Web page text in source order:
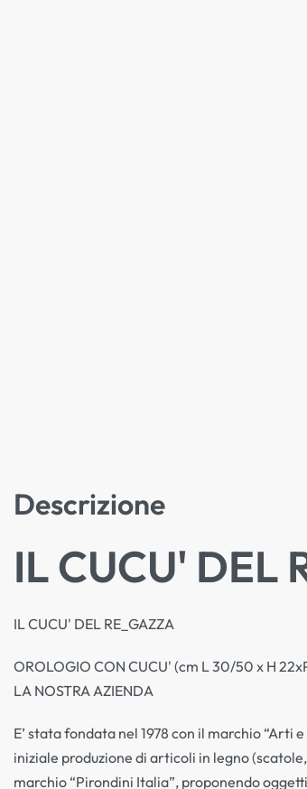
Descrizione
IL CUCU' DEL
IL CUCU' DEL RE_GAZZA
OROLOGIO CON CUCU' (cm L 30/50 x H
LA NOSTRA AZIENDA
E’ stata fondata nel 1978 con il marchio
iniziale produzione di articoli in legno
marchio “Pirondini Italia”, proponendo